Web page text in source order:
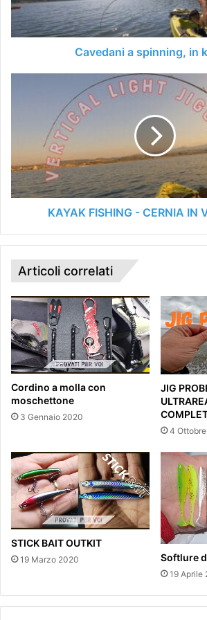
Cavedani a spinning, in
VERTICALE
KAYAK FISHING - CERNIA IN
Articoli correlati
Cordino a molla con
moschettone
3 Gennaio 2020
JIG
4
STICK BAIT OUTKIT
19 Marzo 2020 Softlure
19 Aprile